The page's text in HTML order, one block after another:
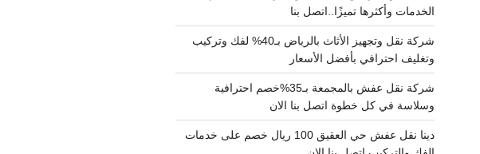
الخدمات وأكثرها تميزًا..اتصل بنا
شركة نقل وتجهيز الأثاث بالرياض بـ40% لفك وتركيب
وتغليف احترافي بأفضل الأسعار
شركة نقل عفش بالمجمعة بـ35%خصم احترافية
وسلاسة في كل خطوة اتصل بنا الان
دينا نقل عفش حي العقيق 100 ريال خصم على خدمات